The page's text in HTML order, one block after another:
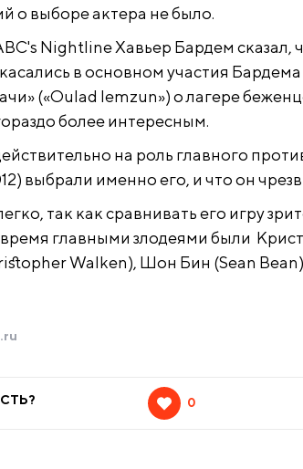
о выборе актера не было.
Nightline Хавьер Бардем сказал,
в основном участия
(«Oulad lemzun») о лагере
более интересным.
на роль главного
выбрали именно его, и что он
так как сравнивать его игру
время главными злодеями были
Walken), Шон Бин (Sean
0